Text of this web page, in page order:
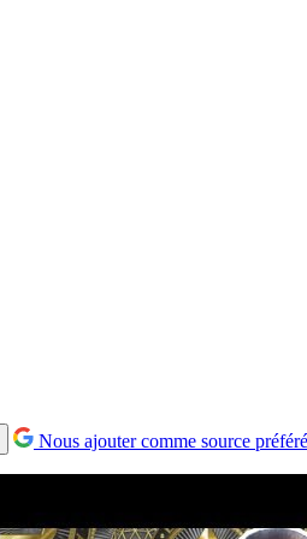
Nous ajouter comme source